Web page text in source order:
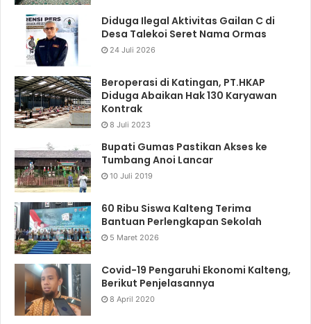
Diduga Ilegal Aktivitas Gailan C di
Desa Talekoi Seret Nama Ormas
24 Juli 2026
Beroperasi di Katingan, PT.HKAP
Diduga Abaikan Hak 130 Karyawan
Kontrak
8 Juli 2023
Bupati Gumas Pastikan Akses ke
Tumbang Anoi Lancar
10 Juli 2019
60 Ribu Siswa Kalteng Terima
Bantuan Perlengkapan Sekolah
5 Maret 2026
Covid-19 Pengaruhi Ekonomi Kalteng,
Berikut Penjelasannya
8 April 2020